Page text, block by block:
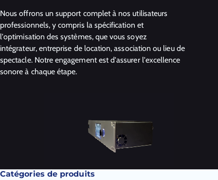
Nous offrons un support complet à nos utilisateurs
professionnels, y compris la spécification et
l'optimisation des systèmes, que vous soyez
intégrateur, entreprise de location, association ou lieu de
spectacle. Notre engagement est d'assurer l'excellence
sonore à chaque étape.
Catégories de produits